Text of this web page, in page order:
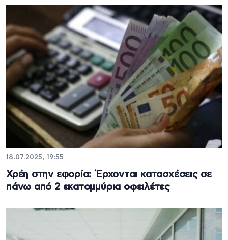
18.07.2025, 19:55
Χρέη στην εφορία: Έρχονται κατασχέσεις σε
πάνω από 2 εκατομμύρια οφειλέτες